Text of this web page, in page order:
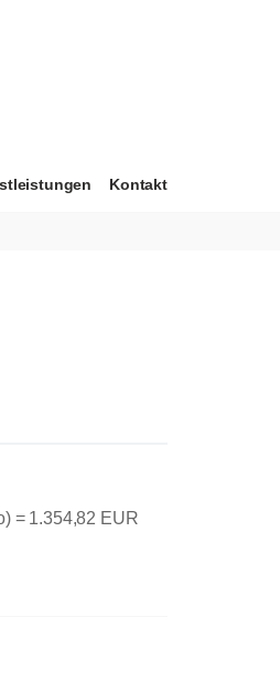
Kontakt
= 1.354,82 EUR